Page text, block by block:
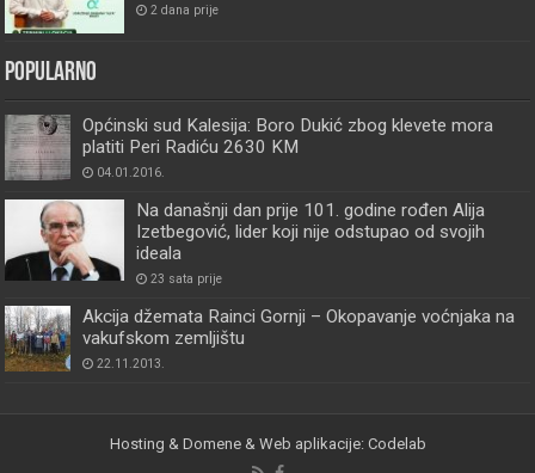
2 dana prije
Popularno
Općinski sud Kalesija: Boro Dukić zbog klevete mora
platiti Peri Radiću 2630 KM
04.01.2016.
Na današnji dan prije 101. godine rođen Alija
Izetbegović, lider koji nije odstupao od svojih
ideala
23 sata prije
Akcija džemata Rainci Gornji – Okopavanje voćnjaka na
vakufskom zemljištu
22.11.2013.
Hosting & Domene & Web aplikacije: Codelab